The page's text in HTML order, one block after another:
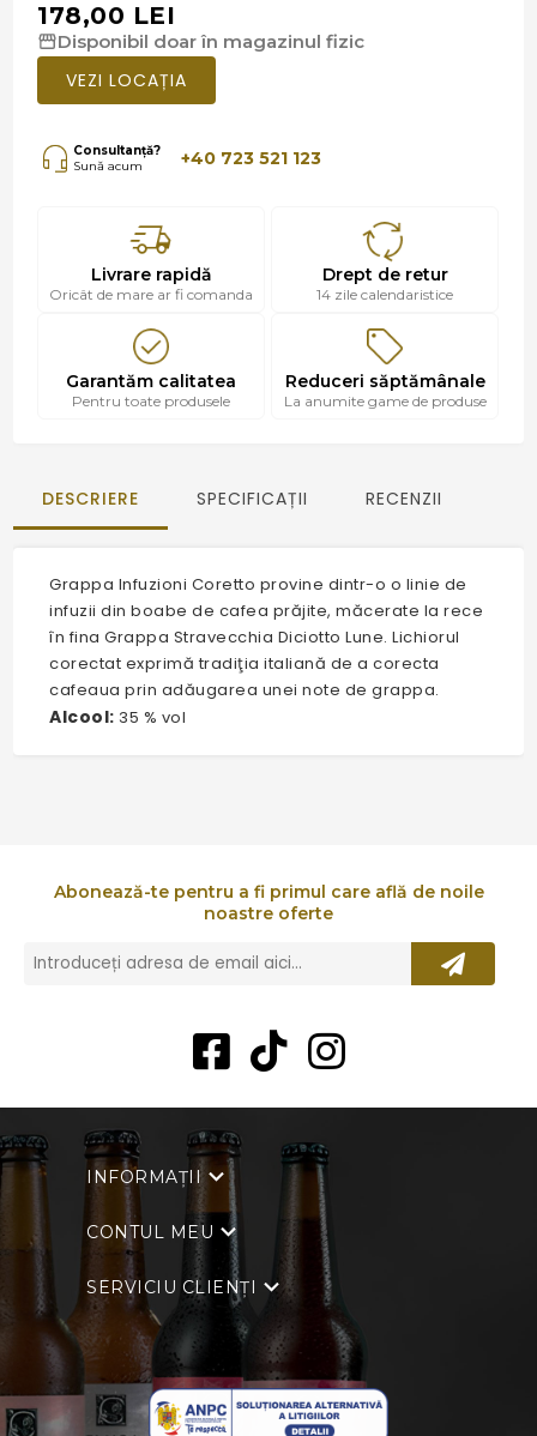
178,00 LEI
Disponibil doar în magazinul fizic
VEZI LOCAȚIA
Consultanță?
Sună acum
+40 723 521 123
Livrare rapidă
Oricât de mare ar fi comanda
Drept de retur
14 zile calendaristice
Garantăm calitatea
Pentru toate produsele
Reduceri săptămânale
La anumite game de produse
DESCRIERE SPECIFICAȚII RECENZII
Grappa Infuzioni Coretto provine dintr-o o linie de
infuzii din boabe de cafea prăjite, măcerate la rece
în fina Grappa Stravecchia Diciotto Lune. Lichiorul
corectat exprimă tradiţia italiană de a corecta
cafeaua prin adăugarea unei note de grappa.
Alcool: 35 % vol
Abonează-te pentru a fi primul care află de noile
noastre oferte
INFORMAȚII
CONTUL MEU
SERVICIU CLIENȚI